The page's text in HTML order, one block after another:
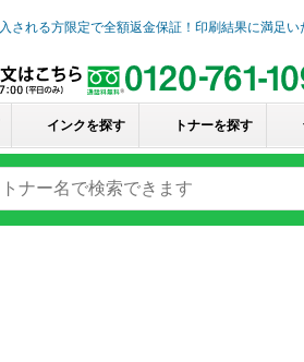
インクを探す トナーを探す